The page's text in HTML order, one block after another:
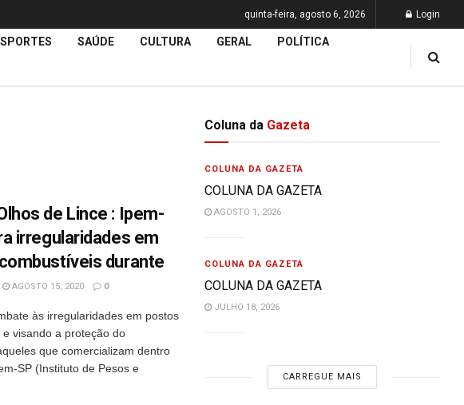
quinta-feira, agosto 6, 2026 Login
SAÚDE CULTURA GERAL POLÍTICA
de Lince : Ipem-
irregularidades em
durante
AGOSTO 15, 2020 0
às irregularidades em postos
visando a proteção do
que comercializam dentro
SP (Instituto de Pesos e
Coluna da Gazeta
COLUNA DA GAZETA
COLUNA DA GAZETA
AGOSTO 1, 2026
COLUNA DA GAZETA
COLUNA DA GAZETA
JULHO 18, 2026
CARREGUE MAIS